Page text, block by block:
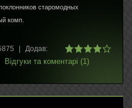
старомодных
комп.
Додав:
Відгуки та коментарі (1)